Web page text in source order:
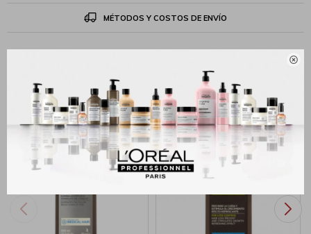

MÉTODOS Y COSTOS DE ENVÍO
Productos que te pueden interesar